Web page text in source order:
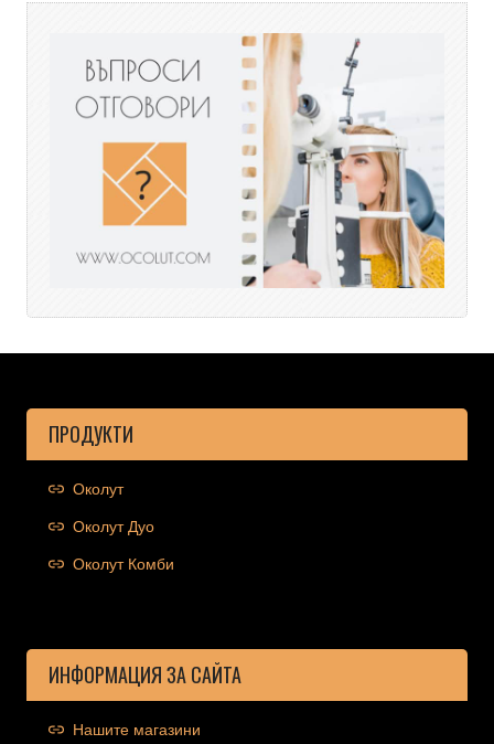
ПРОДУКТИ
Околут
Околут Дуо
Околут Комби
ИНФОРМАЦИЯ ЗА САЙТА
Нашите магазини